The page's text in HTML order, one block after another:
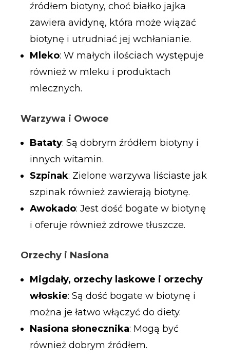
źródłem biotyny, choć białko jajka
zawiera avidynę, która może wiązać
biotynę i utrudniać jej wchłanianie.
Mleko: W małych ilościach występuje
również w mleku i produktach
mlecznych.
Warzywa i Owoce
Bataty: Są dobrym źródłem biotyny i
innych witamin.
Szpinak: Zielone warzywa liściaste jak
szpinak również zawierają biotynę.
Awokado: Jest dość bogate w biotynę
i oferuje również zdrowe tłuszcze.
Orzechy i Nasiona
Migdały, orzechy laskowe i orzechy
włoskie: Są dość bogate w biotynę i
można je łatwo włączyć do diety.
Nasiona słonecznika: Mogą być
również dobrym źródłem.